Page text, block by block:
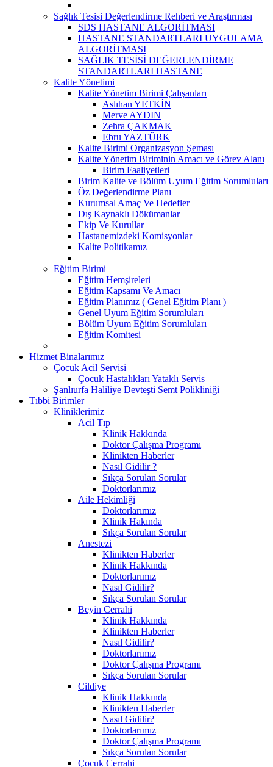
Sağlık Tesisi Değerlendirme Rehberi ve Araştırması
SDS HASTANE ALGORİTMASI
HASTANE STANDARTLARI UYGULAMA
ALGORİTMASI
SAĞLIK TESİSİ DEĞERLENDİRME
STANDARTLARI HASTANE
Kalite Yönetimi
Kalite Yönetim Birimi Çalışanları
Aslıhan YETKİN
Merve AYDIN
Zehra ÇAKMAK
Ebru YAZTÜRK
Kalite Birimi Organizasyon Şeması
Kalite Yönetim Biriminin Amacı ve Görev Alanı
Birim Faaliyetleri
Birim Kalite ve Bölüm Uyum Eğitim Sorumluları
Öz Değerlendirme Planı
Kurumsal Amaç Ve Hedefler
Dış Kaynaklı Dökümanlar
Ekip Ve Kurullar
Hastanemizdeki Komisyonlar
Kalite Politikamız
Eğitim Birimi
Eğitim Hemşireleri
Eğitim Kapsamı Ve Amacı
Eğitim Planımız ( Genel Eğitim Planı )
Genel Uyum Eğitim Sorumluları
Bölüm Uyum Eğitim Sorumluları
Eğitim Komitesi
Hizmet Binalarımız
Çocuk Acil Servisi
Çocuk Hastalıkları Yataklı Servis
Şanlıurfa Haliliye Devteşti Semt Polikliniği
Tıbbi Birimler
Kliniklerimiz
Acil Tıp
Klinik Hakkında
Doktor Çalışma Programı
Klinikten Haberler
Nasıl Gidilir ?
Sıkça Sorulan Sorular
Doktorlarımız
Aile Hekimliği
Doktorlarımız
Klinik Hakında
Sıkça Sorulan Sorular
Anestezi
Klinikten Haberler
Klinik Hakkında
Doktorlarımız
Nasıl Gidilir?
Sıkça Sorulan Sorular
Beyin Cerrahi
Klinik Hakkında
Klinikten Haberler
Nasıl Gidilir?
Doktorlarımız
Doktor Çalışma Programı
Sıkça Sorulan Sorular
Cildiye
Klinik Hakkında
Klinikten Haberler
Nasıl Gidilir?
Doktorlarımız
Doktor Çalışma Programı
Sıkça Sorulan Sorular
Çocuk Cerrahi